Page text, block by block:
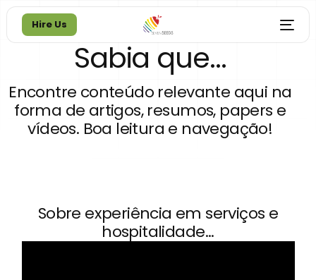
Hire Us
Hire Us
Sabia que...
Encontre conteúdo relevante aqui na
forma de artigos, resumos, papers e
vídeos. Boa leitura e navegação!
Sobre experiência em serviços e
hospitalidade...